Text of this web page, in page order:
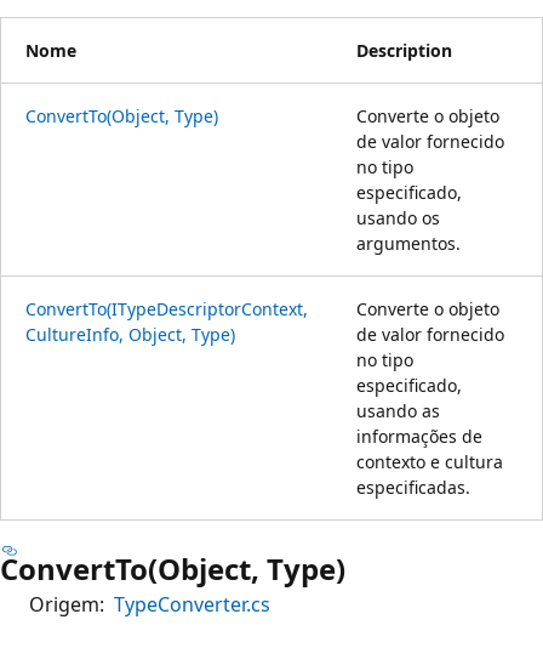
Nome Description
ConvertTo(Object, Type)
Converte o objeto
de valor fornecido
no tipo
especificado,
usando os
argumentos.
ConvertTo(ITypeDescriptorContext,
CultureInfo, Object, Type)
Converte o objeto
de valor fornecido
no tipo
especificado,
usando as
informações de
contexto e cultura
especificadas.
ConvertTo(Object, Type)
Origem: TypeConverter.cs